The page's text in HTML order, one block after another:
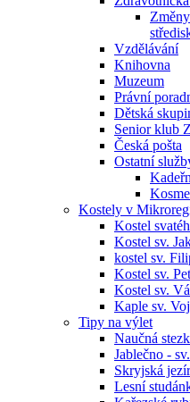
Vzdělávání
Knihovna
Muzeum
Právní
Dětská
Senior klub
Česká pošta
Ostatní
Kostely v
Kostel
Kostel sv.
kostel sv.
Kostel sv.
Kostel sv.
Kaple sv.
Tipy na výlet
Naučná
Jablečno -
Skryjská
Lesní